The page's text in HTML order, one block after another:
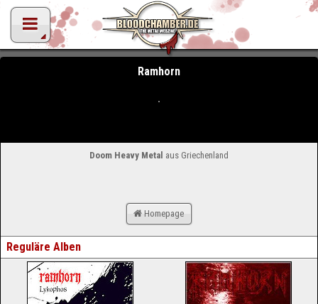
Ramhorn
Doom Heavy Metal aus Griechenland
Homepage
Reguläre Alben